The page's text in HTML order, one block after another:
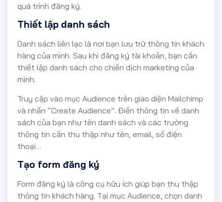
quá trình đăng ký.
Thiết lập danh sách
Danh sách liên lạc là nơi bạn lưu trữ thông tin khách
hàng của mình. Sau khi đăng ký tài khoản, bạn cần
thiết lập danh sách cho chiến dịch marketing của
mình.
Truy cập vào mục Audience trên giao diện Mailchimp
và nhấn “Create Audience”. Điền thông tin về danh
sách của bạn như tên danh sách và các trường
thông tin cần thu thập như tên, email, số điện
thoại…
Tạo form đăng ký
Form đăng ký là công cụ hữu ích giúp bạn thu thập
thông tin khách hàng. Tại mục Audience, chọn danh